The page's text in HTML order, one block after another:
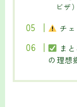
ビザ）
チ
ま
の理想